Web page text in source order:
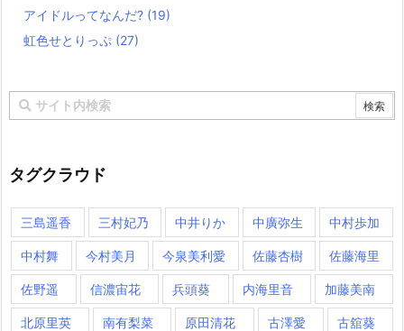
アイドルってなんだ? (19)
虹色せとりっぷ (27)
タグクラウド
三島遥香 三村妃乃 中井りか 中廣弥生 中村歩加
中村舞 今村美月 今泉美利愛 佐藤杏樹 佐藤海里
佐野遥 信濃宙花 兵頭葵 内海里音 加藤美南
北原里英 南有梨菜 原田清花 古澤愛 古舘葵